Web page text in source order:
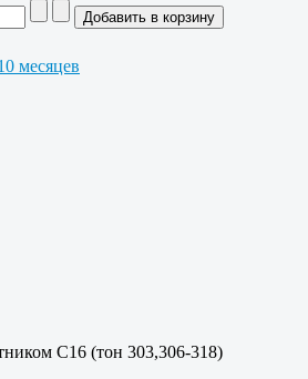
месяцев
С16 (тон 303,306-318)